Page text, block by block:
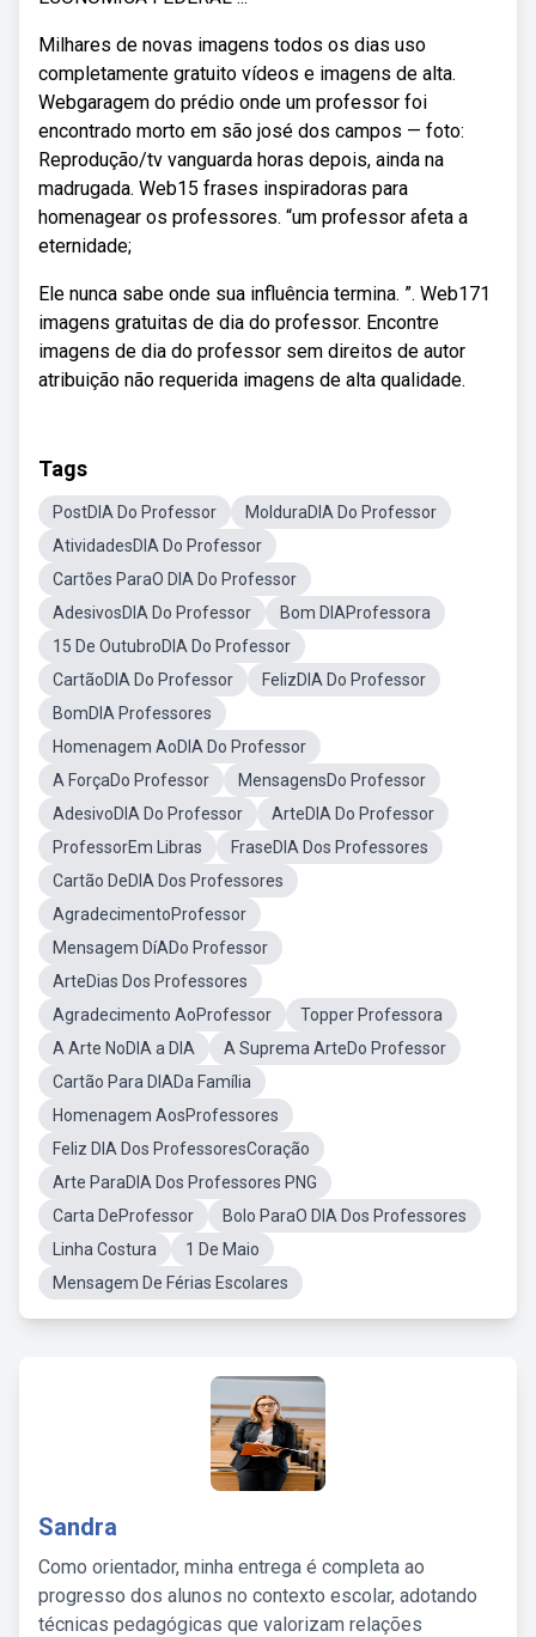
Milhares de novas imagens todos os dias uso
completamente gratuito vídeos e imagens de alta.
Webgaragem do prédio onde um professor foi
encontrado morto em são josé dos campos — foto:
Reprodução/tv vanguarda horas depois, ainda na
madrugada. Web15 frases inspiradoras para
homenagear os professores. “um professor afeta a
eternidade;
Ele nunca sabe onde sua influência termina. ”. Web171
imagens gratuitas de dia do professor. Encontre
imagens de dia do professor sem direitos de autor
atribuição não requerida imagens de alta qualidade.
Tags
PostDIA Do Professor
MolduraDIA Do Professor
AtividadesDIA Do Professor
Cartões ParaO DIA Do Professor
AdesivosDIA Do Professor
Bom DIAProfessora
15 De OutubroDIA Do Professor
CartãoDIA Do Professor
FelizDIA Do Professor
BomDIA Professores
Homenagem AoDIA Do Professor
A ForçaDo Professor
MensagensDo Professor
AdesivoDIA Do Professor
ArteDIA Do Professor
ProfessorEm Libras
FraseDIA Dos Professores
Cartão DeDIA Dos Professores
AgradecimentoProfessor
Mensagem DíADo Professor
ArteDias Dos Professores
Agradecimento AoProfessor
Topper Professora
A Arte NoDIA a DIA
A Suprema ArteDo Professor
Cartão Para DIADa Família
Homenagem AosProfessores
Feliz DIA Dos ProfessoresCoração
Arte ParaDIA Dos Professores PNG
Carta DeProfessor
Bolo ParaO DIA Dos Professores
Linha Costura
1 De Maio
Mensagem De Férias Escolares
Sandra
Como orientador, minha entrega é completa ao
progresso dos alunos no contexto escolar, adotando
técnicas pedagógicas que valorizam relações